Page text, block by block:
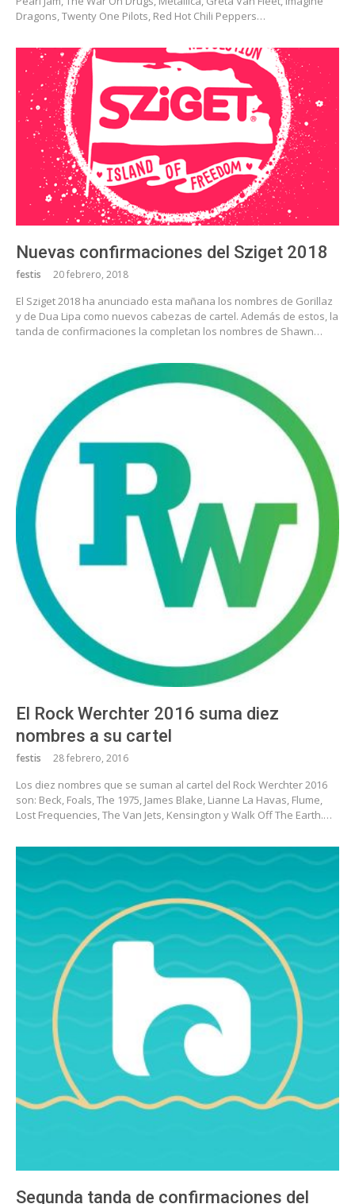
Dragons, Twenty One Pilots, Red Hot Chili Peppers…
Nuevas confirmaciones del Sziget 2018
festis 20 febrero, 2018
El Sziget 2018 ha anunciado esta mañana los nombres de Gorillaz
y de Dua Lipa como nuevos cabezas de cartel. Además de estos, la
tanda de confirmaciones la completan los nombres de Shawn…
El Rock Werchter 2016 suma diez
nombres a su cartel
festis 28 febrero, 2016
Los diez nombres que se suman al cartel del Rock Werchter 2016
son: Beck, Foals, The 1975, James Blake, Lianne La Havas, Flume,
Lost Frequencies, The Van Jets, Kensington y Walk Off The Earth.…
Segunda tanda de confirmaciones del